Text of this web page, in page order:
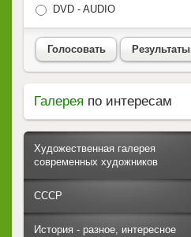
DVD - AUDIO
Голосовать Результаты
Галерея по интересам
Художественная галерея
современных художников
СССР
История - разное, интересное